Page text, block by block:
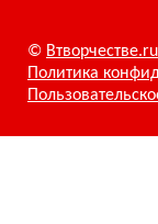
© Втворчестве.ru
Политика